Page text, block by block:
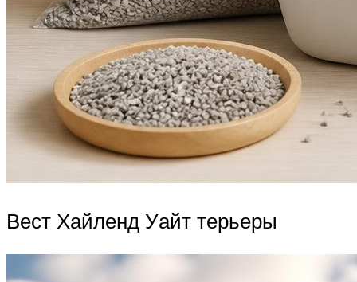
Вест Хайленд Уайт терьеры